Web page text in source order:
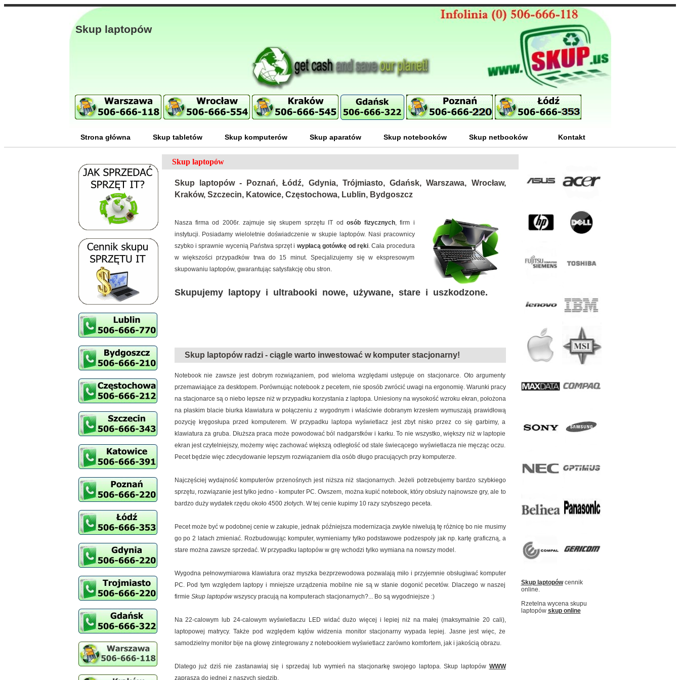
Skup laptopów
Strona główna Skup tabletów Skup komputerów Skup aparatów Skup notebooków Skup netbooków Kontakt
Skup laptopów
Skup laptopów - Poznań, Łódź, Gdynia, Trójmiasto, Gdańsk, Warszawa, Wrocław,
Kraków, Szczecin, Katowice, Częstochowa, Lublin, Bydgoszcz
Nasza firma od 2006r. zajmuje się skupem sprzętu IT odosób fizycznych, firm i
instytucji. Posiadamy wieloletnie doświadczenie w skupie laptopów. Nasi pracownicy
szybko i sprawnie wycenią Państwa sprzęt i wypłacą gotówkę od ręki. Cała procedura
w większości przypadków trwa do 15 minut. Specjalizujemy się w ekspresowym
skupowaniu laptopów, gwarantując satysfakcję obu stron.
Skupujemy laptopy i ultrabooki nowe, używane, stare i uszkodzone.
Skup laptopów radzi - ciągle warto inwestować w komputer stacjonarny!
Notebook nie zawsze jest dobrym rozwiązaniem, pod wieloma względami ustępuje on stacjonarce. Oto argumenty
przemawiające za desktopem. Porównując notebook z pecetem, nie sposób zwrócić uwagi na ergonomię. Warunki pracy
na stacjonarce są o niebo lepsze niż w przypadku korzystania z laptopa. Uniesiony na wysokość wzroku ekran, położona
na płaskim blacie biurka klawiatura w połączeniu z wygodnym i właściwie dobranym krzesłem wymuszają prawidłową
pozycję kręgosłupa przed komputerem. W przypadku laptopa wyświetlacz jest zbyt nisko przez co się garbimy, a
klawiatura za gruba. Dłuższa praca może powodować ból nadgarstków i karku. To nie wszystko, większy niż w laptopie
ekran jest czytelniejszy, możemy więc zachować większą odległość od stale świecącego wyświetlacza nie męcząc oczu.
Pecet będzie więc zdecydowanie lepszym rozwiązaniem dla osób długo pracujących przy komputerze.
Najczęściej wydajność komputerów przenośnych jest niższa niż stacjonarnych. Jeżeli potrzebujemy bardzo szybkiego
sprzętu, rozwiązanie jest tylko jedno - komputer PC. Owszem, można kupić notebook, który obsłuży najnowsze gry, ale to
bardzo duży wydatek rzędu około 4500 złotych. W tej cenie kupimy 10 razy szybszego peceta.
Pecet może być w podobnej cenie w zakupie, jednak późniejsza modernizacja zwykle niwelują tę różnicę bo nie musimy
go po 2 latach zmieniać. Rozbudowując komputer, wymieniamy tylko podstawowe podzespoły jak np. kartę graficzną, a
stare można zawsze sprzedać. W przypadku laptopów w grę wchodzi tylko wymiana na nowszy model.
Wygodna pełnowymiarowa klawiatura oraz myszka bezprzewodowa pozwalają miło i przyjemnie obsługiwać komputer
PC. Pod tym względem laptopy i mniejsze urządzenia mobilne nie są w stanie dogonić pecetów. Dlaczego w naszej
firmie Skup laptopówwszyscy pracują na komputerach stacjonarnych?... Bo są wygodniejsze :)
Na 22-calowym lub 24-calowym wyświetlaczu LED widać dużo więcej i lepiej niż na małej (maksymalnie 20 cali),
laptopowej matrycy. Także pod względem kątów widzenia monitor stacjonarny wypada lepiej. Jasne jest więc, że
samodzielny monitor bije na głowę zintegrowany z notebookiem wyświetlacz zarówno komfortem, jak i jakością obrazu.
Dlatego już dziś nie zastanawiaj się i sprzedaj lub wymień na stacjonarkę swojego laptopa. Skup laptopów WWW
zaprasza do jednej z naszych siedzib.
Skup laptopówcennik
online.
Rzetelna wycena skupu
laptopów skup online